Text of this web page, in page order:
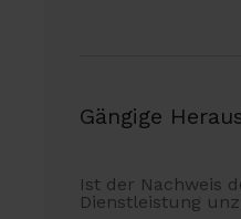
Gängige
Ist der Nachweis
Dienstleistung